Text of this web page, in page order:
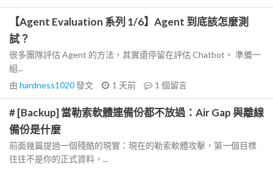
【Agent Evaluation 系列 1/6】Agent 到底該怎麼測
試？
很多團隊評估 Agent 的方法，其實還停留在評估 Chatbot。 準備一
組...
由 hardness1020發文 1 天前 1 個留言
# [Backup] 當勒索軟體連備份都不放過：Air Gap 與離線
備份是什麼
前面幾篇提過一個殘酷的現實：現在的勒索軟體攻擊，第一個目標
往往不是你的正式資料，...